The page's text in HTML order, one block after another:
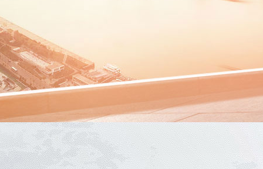
新闻资讯： 特氟龙喷涂-选择苏州四氟防腐科技
苏州特氟龙喷涂后表面容易脱皮是怎么回事？